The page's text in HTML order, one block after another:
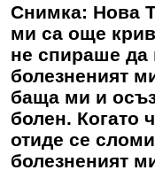
Снимка: Нова
ми са още
не спираше
болезненият
баща ми и
болен. Когато
отиде се
болезненият